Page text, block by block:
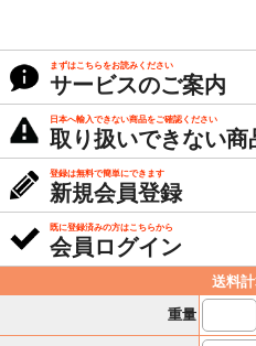
まずはこちらをお読みください
サービスのご案内
日本へ輸入できない商品をご確認ください
取り扱いできない商
登録は無料で簡単にできます
新規会員登録
既に登録済みの方はこちらから
会員ログイン
送料
重量